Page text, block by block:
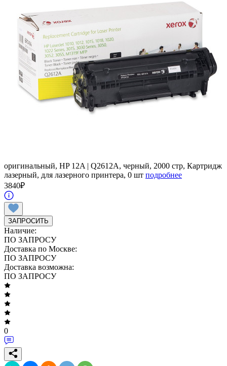
оригинальный, HP 12A | Q2612A, черный, 2000 стр, Картридж
лазерный, для лазерного принтера, 0 шт подробнее
3840₽
ЗАПРОСИТЬ
Наличие:
ПО ЗАПРОСУ
Доставка по Москве:
ПО ЗАПРОСУ
Доставка возможна:
ПО ЗАПРОСУ
0